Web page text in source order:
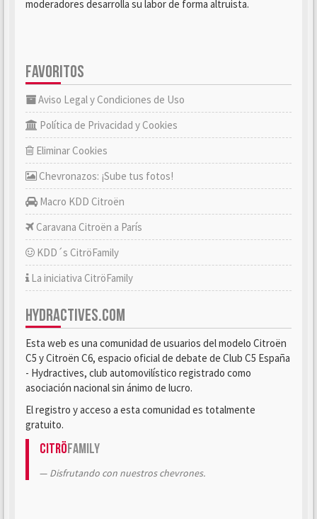
moderadores desarrolla su labor de forma altruista.
FAVORITOS
Aviso Legal y Condiciones de Uso
Política de Privacidad y Cookies
Eliminar Cookies
Chevronazos: ¡Sube tus fotos!
Macro KDD Citroën
Caravana Citroën a París
KDD´s CitröFamily
La iniciativa CitröFamily
HYDRACTIVES.COM
Esta web es una comunidad de usuarios del modelo Citroën
C5 y Citroën C6, espacio oficial de debate de Club C5 España
- Hydractives, club automovilístico registrado como
asociación nacional sin ánimo de lucro.
El registro y acceso a esta comunidad es totalmente
gratuito.
CitröFamily
Disfrutando con nuestros chevrones.